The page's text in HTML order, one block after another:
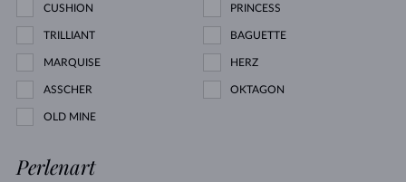
CUSHION PRINCESS
TRILLIANT BAGUETTE
MARQUISE HERZ
ASSCHER OKTAGON
OLD MINE
Perlenart